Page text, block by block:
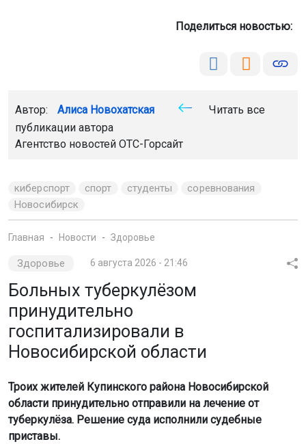
Поделиться новостью:
Автор: Алиса Новохатская
Читать все
публикации автора
Агентство новостей ОТС-Горсайт
киберспорт спорт студенты
соревнования
Новосибирск
Главная Новости Здоровье
Здоровье 6 августа 2026 - 21:46
Больных туберкулёзом
принудительно
госпитализировали в
Новосибирской области
Троих жителей Купинского района Новосибирской
области принудительно отправили на лечение от
туберкулёза. Решение суда исполнили судебные
приставы.